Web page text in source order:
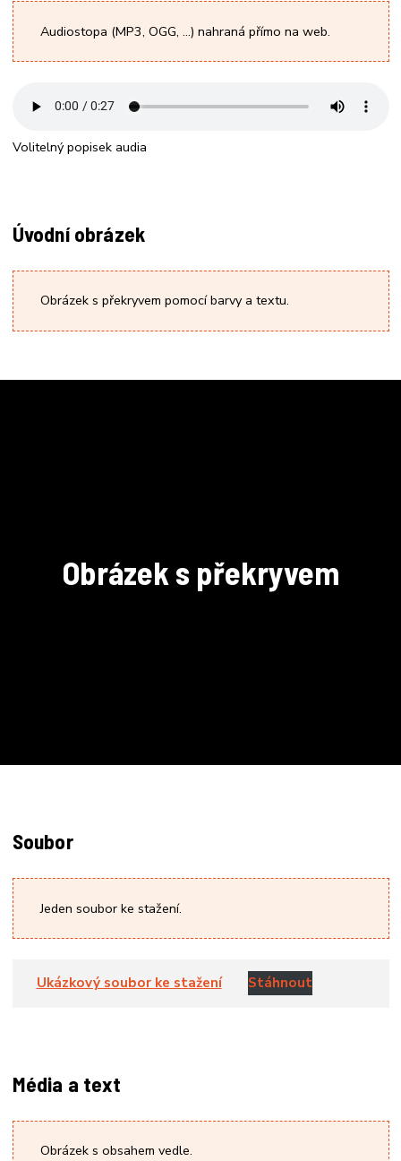
clouds
on
background.
illustration
Working
Laptop
Concept.
Audiostopa (MP3, OGG, …) nahraná přímo na web.
Volitelný popisek audia
Úvodní obrázek
Obrázek s překryvem pomocí barvy a textu.
Obrázek s překryvem
Soubor
Jeden soubor ke stažení.
Ukázkový soubor ke stažení Stáhnout
Média a text
Obrázek s obsahem vedle.